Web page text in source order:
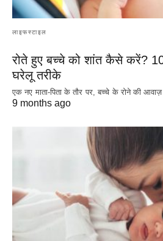
लाइफस्टाइल
रोते हुए बच्चे को शांत कैसे करें?
घरेलू तरीके
एक नए माता-पिता के तौर पर, बच्चे के रोने की
9 months ago